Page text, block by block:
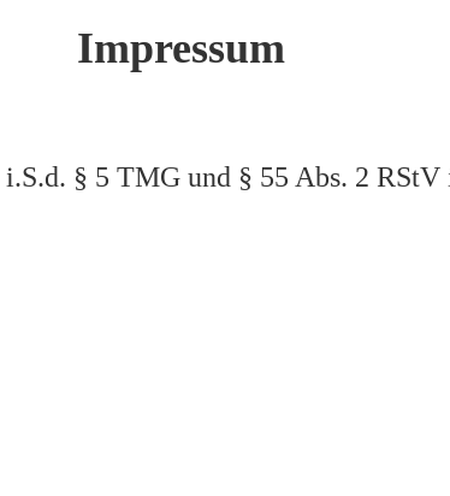
Impressum
§ 5 TMG und § 55 Abs. 2 RStV